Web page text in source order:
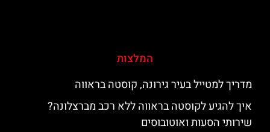
המלצות
מדריך למטייל בעיר גירונה, קוסטה בראווה
איך להגיע לקוסטה בראווה ללא רכב מברצלונה?
שירותי הסעות ואוטובוסים